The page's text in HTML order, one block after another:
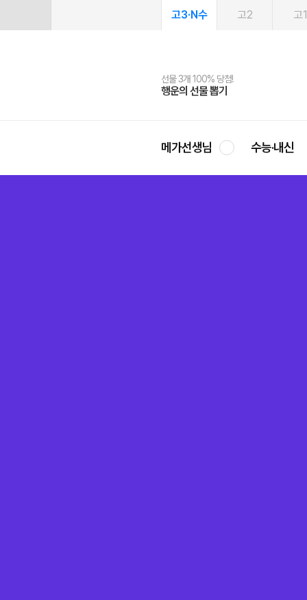
고3·N수 고2 고1
선물 3개 100% 당첨!
행운의 선물 뽑기
선물 100% 증정!
메가스터디 X 올리브
여름방학 스터디 캐시백
메가런 썸머스쿨
2027 러셀 단과
강사 공개선발
스마트러닝앱
설문 EVENT
메가패스
3일 무료 체험권
메가패스 수강생 무료혜택!
메가클럽 멤버십
사회공헌 캠페인
희망이룸 메가나눔
메가선생님 수능·내신